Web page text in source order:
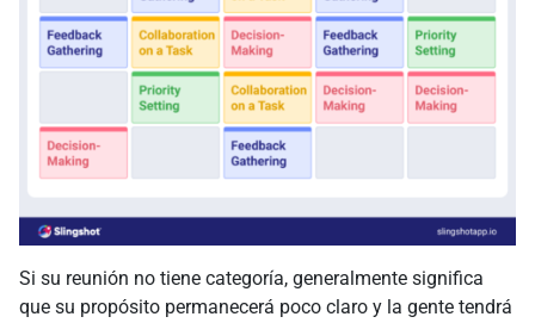
Si su reunión no tiene categoría, generalmente significa
que su propósito permanecerá poco claro y la gente tendrá